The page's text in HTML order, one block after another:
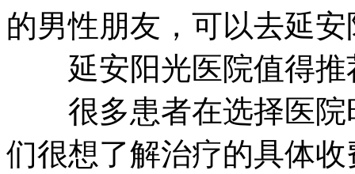
的男性朋友，可以去延
延安阳光医院值得推
很多患者在选择医院
们很想了解治疗的具体